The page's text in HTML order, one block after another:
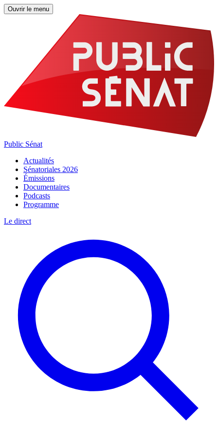
Ouvrir le menu
Public Sénat
Actualités
Sénatoriales 2026
Émissions
Documentaires
Podcasts
Programme
Le direct